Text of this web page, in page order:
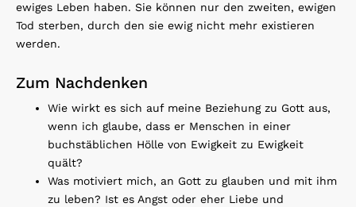
ewiges Leben haben. Sie können nur den zweiten, ewigen
Tod sterben, durch den sie ewig nicht mehr existieren
werden.
Zum Nachdenken
Wie wirkt es sich auf meine Beziehung zu Gott aus,
wenn ich glaube, dass er Menschen in einer
buchstäblichen Hölle von Ewigkeit zu Ewigkeit
quält?
Was motiviert mich, an Gott zu glauben und mit ihm
zu leben? Ist es Angst oder eher Liebe und